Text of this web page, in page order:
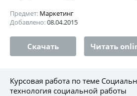
Предмет: Маркетинг
Добавлено:08.04.2015
Скачать Читать
Курсовая работа по теме
технология социальной работы